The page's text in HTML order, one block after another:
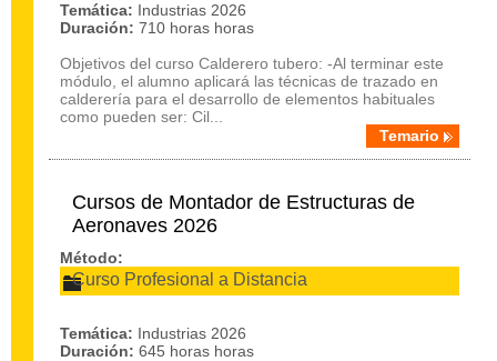
Temática: Industrias 2026
Duración: 710 horas horas
Objetivos del curso Calderero tubero: -Al terminar este
módulo, el alumno aplicará las técnicas de trazado en
calderería para el desarrollo de elementos habituales
como pueden ser: Cil...
Temario
Cursos de Montador de Estructuras de
Aeronaves 2026
Método:
Curso Profesional a Distancia
Temática: Industrias 2026
Duración: 645 horas horas